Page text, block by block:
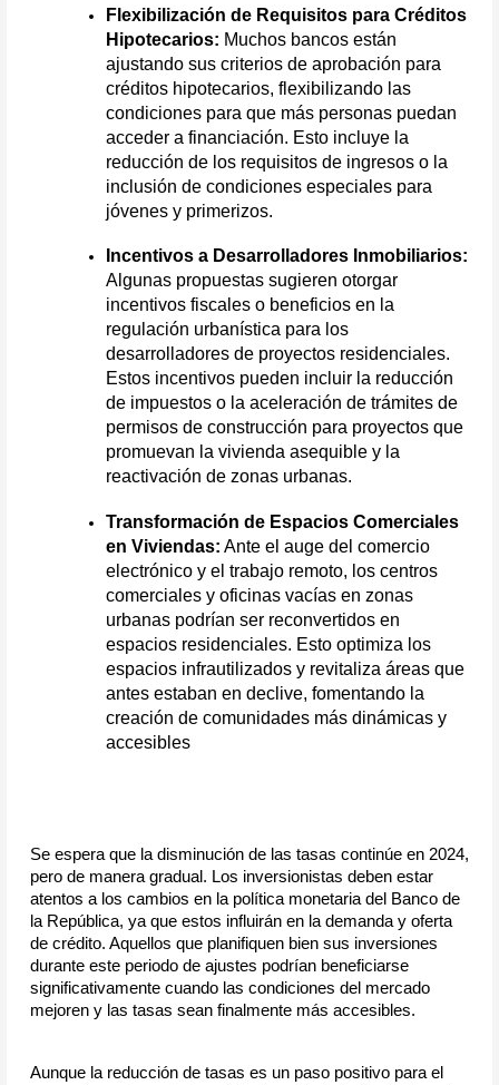
Flexibilización de Requisitos para Créditos
Hipotecarios: Muchos bancos están
ajustando sus criterios de aprobación para
créditos hipotecarios, flexibilizando las
condiciones para que más personas puedan
acceder a financiación. Esto incluye la
reducción de los requisitos de ingresos o la
inclusión de condiciones especiales para
jóvenes y primerizos.
Incentivos a Desarrolladores Inmobiliarios:
Algunas propuestas sugieren otorgar
incentivos fiscales o beneficios en la
regulación urbanística para los
desarrolladores de proyectos residenciales.
Estos incentivos pueden incluir la reducción
de impuestos o la aceleración de trámites de
permisos de construcción para proyectos que
promuevan la vivienda asequible y la
reactivación de zonas urbanas.
Transformación de Espacios Comerciales
en Viviendas: Ante el auge del comercio
electrónico y el trabajo remoto, los centros
comerciales y oficinas vacías en zonas
urbanas podrían ser reconvertidos en
espacios residenciales. Esto optimiza los
espacios infrautilizados y revitaliza áreas que
antes estaban en declive, fomentando la
creación de comunidades más dinámicas y
accesibles
Se espera que la disminución de las tasas continúe en 2024,
pero de manera gradual. Los inversionistas deben estar
atentos a los cambios en la política monetaria del Banco de
la República, ya que estos influirán en la demanda y oferta
de crédito. Aquellos que planifiquen bien sus inversiones
durante este periodo de ajustes podrían beneficiarse
significativamente cuando las condiciones del mercado
mejoren y las tasas sean finalmente más accesibles.
Aunque la reducción de tasas es un paso positivo para el